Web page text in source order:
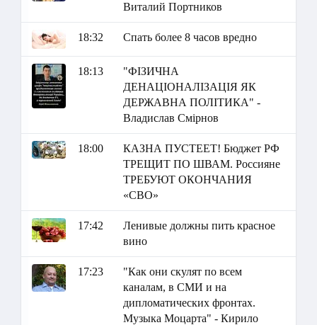
Виталий Портников
18:32 Спать более 8 часов вредно
18:13
"ФІЗИЧНА
ДЕНАЦІОНАЛІЗАЦІЯ ЯК
ДЕРЖАВНА ПОЛІТИКА" -
Владислав Смірнов
18:00
КАЗНА ПУСТЕЕТ! Бюджет РФ
ТРЕЩИТ ПО ШВАМ. Россияне
ТРЕБУЮТ ОКОНЧАНИЯ
«СВО»
17:42
Ленивые должны пить красное
вино
17:23
"Как они скулят по всем
каналам, в СМИ и на
дипломатических фронтах.
Музыка Моцарта" - Кирило